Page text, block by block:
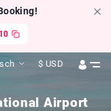
$ USD
Airport